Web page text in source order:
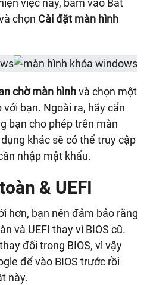
chọn Cài đặt màn hình
chờ màn hìnhvà chọn một
bạn. Ngoài ra, hãy cẩn
bạn cho phép trên màn
khác sẽ có thể truy cập
nhập mật khẩu.
& UEFI
hơn, bạn nên đảm bảo rằng
và UEFI thay vì BIOS cũ.
đổi trong BIOS, vì vậy
để vào BIOS trước rồi
này.